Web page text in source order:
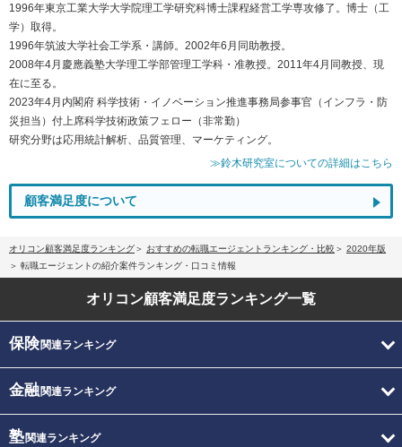
1996年東京工業大学大学院理工学研究科博士課程経営工学専攻修了。博士（工
学）取得。
1996年筑波大学社会工学系・講師。2002年6月同助教授。
2008年4月慶應義塾大学理工学部管理工学科・准教授。2011年4月同教授、現
在に至る。
2023年4月内閣府 科学技術・イノベーション推進事務局参事官（インフラ・防
災担当）付上席科学技術政策フェロー（非常勤）
研究分野は応用統計解析、品質管理、マーケティング。
≫鈴木研究室についての詳細はこちら
顧客満足度について
オリコン顧客満足度ランキング おすすめの転職エージェントランキング・比較
2020年版
転職エージェントの紹介案件ランキング・口コミ情報
オリコン顧客満足度ランキング一覧
保険関連ランキング
金融関連ランキング
塾関連ランキング